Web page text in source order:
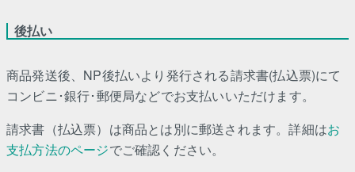
後払い
商品発送後、NP後払いより発行される請求書(払込票)にて
コンビニ･銀行･郵便局などでお支払いいただけます。
請求書（払込票）は商品とは別に郵送されます。詳細はお
支払方法のページでご確認ください。